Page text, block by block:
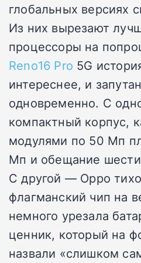
глобальных версиях
Из них вырезают
процессоры на
Reno16 Pro 5G
интереснее, и
одновременно. С
компактный корпус,
модулями по 50 Мп
Мп и обещание
С другой — Oppo
флагманский чип на
немного урезала
ценник, который на
назвали «слишком